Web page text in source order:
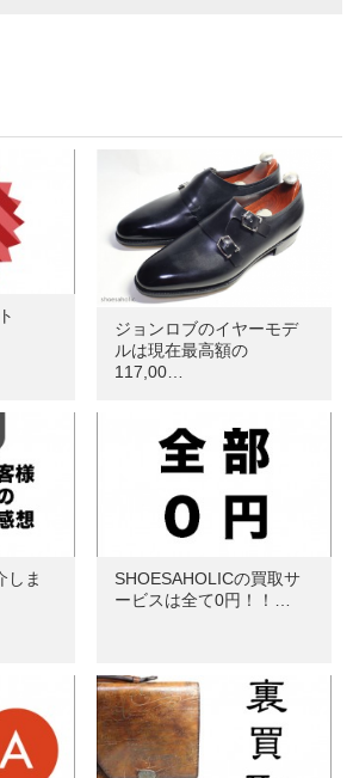
ジョンロブのイヤーモデ
ルは現在最高額の
117,00…
しま
SHOESAHOLICの買取サ
ービスは全て0円！！…